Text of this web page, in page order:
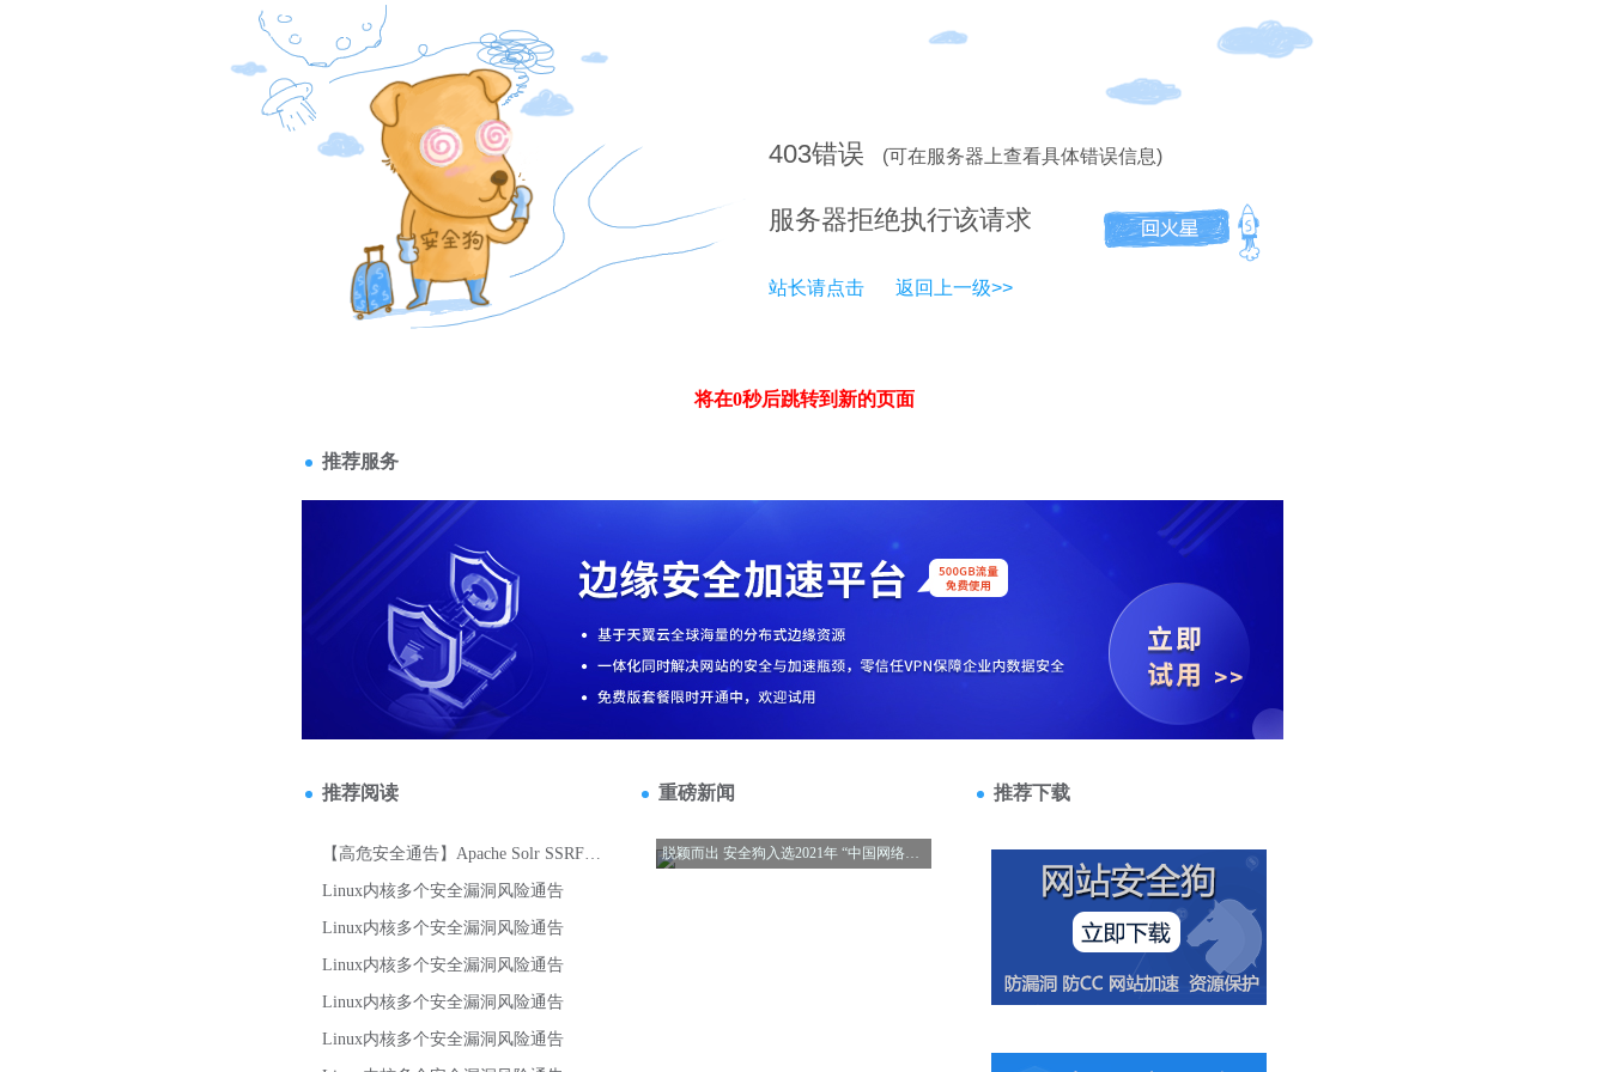
403错误 (可在服务器上查看具体错误信息)
服务器拒绝执行该请求
站长请点击 返回上一级>>